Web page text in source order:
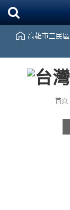
高雄市三民
首頁